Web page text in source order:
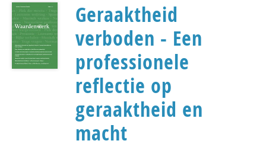
Geraaktheid
verboden - Een
professionele
reflectie op
geraaktheid en
macht